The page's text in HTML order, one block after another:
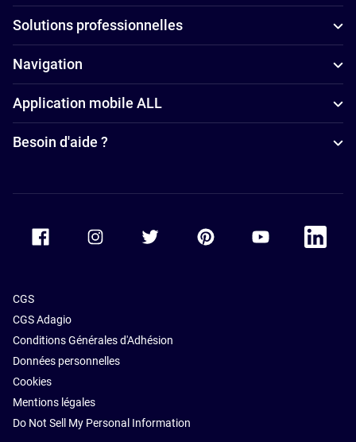
Nancy
Hôtels avec
parking à
Nancy
Hôtels pour
les petits
budgets à
Solutions professionnelles
Navigation
Application mobile ALL
Besoin d'aide ?
Accor Youtube
Accor
CGS
CGS Adagio
Conditions Générales d'Adhésion
Données personnelles
Cookies
Mentions légales
Do Not Sell My Personal Information